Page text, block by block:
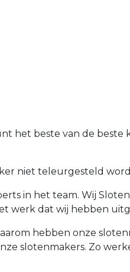
het beste van de beste
niet teleurgesteld
in het team. Wij
werk dat wij hebben
hebben onze
slotenmakers. Zo